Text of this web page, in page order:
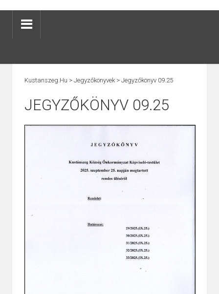
Kustanszeg.hu > Jegyzőkönyvek > Jegyzőkönyv 09.25
JEGYZŐKÖNYV 09.25